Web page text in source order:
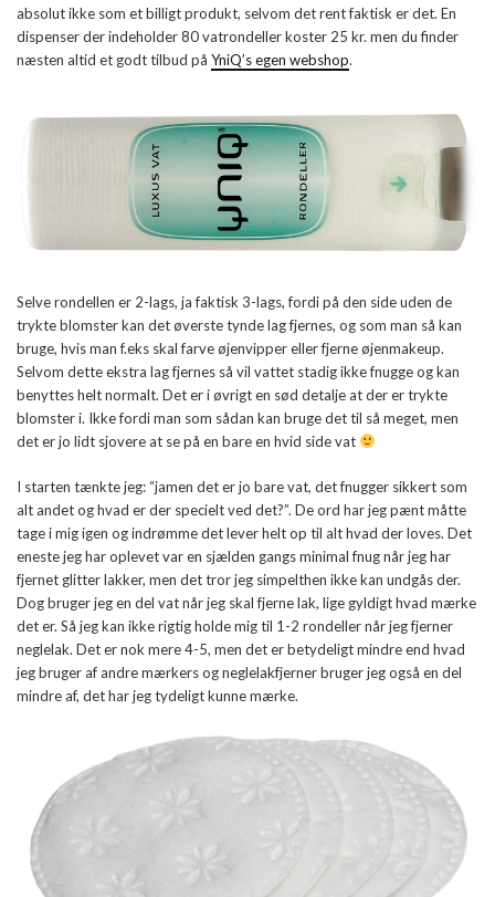
absolut ikke som et billigt produkt, selvom det rent faktisk er det. En
dispenser der indeholder 80 vatrondeller koster 25 kr. men du finder
næsten altid et godt tilbud på YniQ’s egen webshop.
Selve rondellen er 2-lags, ja faktisk 3-lags, fordi på den side uden de
trykte blomster kan det øverste tynde lag fjernes, og som man så kan
bruge, hvis man f.eks skal farve øjenvipper eller fjerne øjenmakeup.
Selvom dette ekstra lag fjernes så vil vattet stadig ikke fnugge og kan
benyttes helt normalt. Det er i øvrigt en sød detalje at der er trykte
blomster i. Ikke fordi man som sådan kan bruge det til så meget, men
det er jo lidt sjovere at se på en bare en hvid side vat
I starten tænkte jeg: “jamen det er jo bare vat, det fnugger sikkert som
alt andet og hvad er der specielt ved det?”. De ord har jeg pænt måtte
tage i mig igen og indrømme det lever helt op til alt hvad der loves. Det
eneste jeg har oplevet var en sjælden gangs minimal fnug når jeg har
fjernet glitter lakker, men det tror jeg simpelthen ikke kan undgås der.
Dog bruger jeg en del vat når jeg skal fjerne lak, lige gyldigt hvad mærke
det er. Så jeg kan ikke rigtig holde mig til 1-2 rondeller når jeg fjerner
neglelak. Det er nok mere 4-5, men det er betydeligt mindre end hvad
jeg bruger af andre mærkers og neglelakfjerner bruger jeg også en del
mindre af, det har jeg tydeligt kunne mærke.